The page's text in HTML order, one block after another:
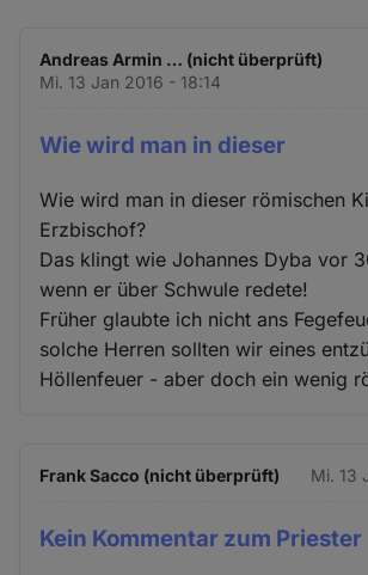
Andreas Armin … (nicht überprüft)
Mi. 13 Jan 2016 - 18:14
Wie wird man in dieser
Wie wird man in dieser römischen
Erzbischof?
Das klingt wie Johannes Dyba vor
wenn er über Schwule redete!
Früher glaubte ich nicht ans
solche Herren sollten wir eines
Höllenfeuer - aber doch ein wenig
Frank Sacco (nicht überprüft) Mi. 13
Kein Kommentar zum Priester